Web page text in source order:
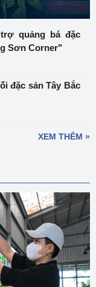
quảng bá đặc
Sơn Corner"
đặc sản Tây Bắc
XEM THÊM »